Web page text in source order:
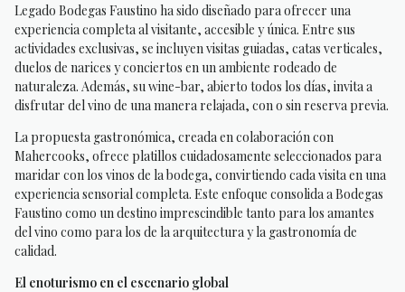
Legado Bodegas Faustino ha sido diseñado para ofrecer una
experiencia completa al visitante, accesible y única. Entre sus
actividades exclusivas, se incluyen visitas guiadas, catas verticales,
duelos de narices y conciertos en un ambiente rodeado de
naturaleza. Además, su wine-bar, abierto todos los días, invita a
disfrutar del vino de una manera relajada, con o sin reserva previa.
La propuesta gastronómica, creada en colaboración con
Mahercooks, ofrece platillos cuidadosamente seleccionados para
maridar con los vinos de la bodega, convirtiendo cada visita en una
experiencia sensorial completa. Este enfoque consolida a Bodegas
Faustino como un destino imprescindible tanto para los amantes
del vino como para los de la arquitectura y la gastronomía de
calidad.
El enoturismo en el escenario global